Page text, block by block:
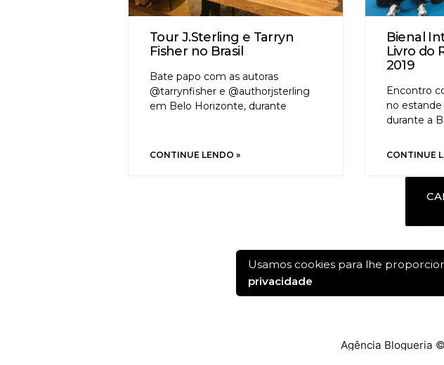
Tour J.Sterling e Tarryn
Fisher no Brasil
Bate papo com as autoras
@tarrynfisher e @authorjsterling
em Belo Horizonte, durante
CONTINUE LENDO »
Bienal
Livro do
2019
Encontro
no estande
durante a
CONTINUE
Agência Blogueria
Usamos cookies para lhe
privacidade